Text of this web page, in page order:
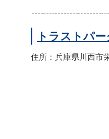
トラストパ
住所：兵庫県川西市